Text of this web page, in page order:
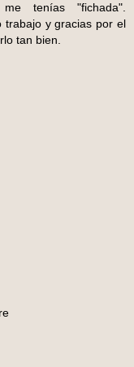
tenías "fichada".
trabajo y gracias por el
tan bien.